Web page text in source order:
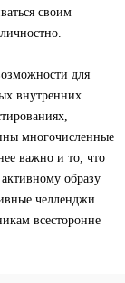
своим
для
внутренних
многочисленные
важно и то, что
образу
челленджи.
всесторонне